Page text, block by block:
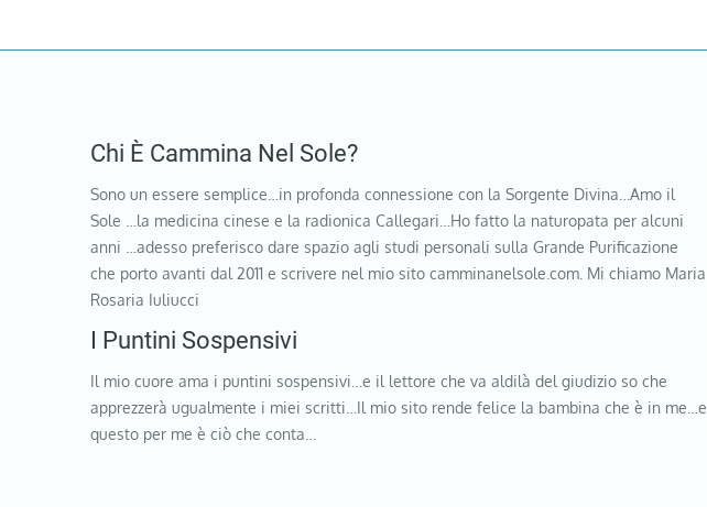
Chi È Cammina Nel Sole?
Sono un essere semplice…in profonda connessione con la Sorgente Divina…Amo il
Sole …la medicina cinese e la radionica Callegari…Ho fatto la naturopata per alcuni
anni …adesso preferisco dare spazio agli studi personali sulla Grande Purificazione
che porto avanti dal 2011 e scrivere nel mio sito camminanelsole.com. Mi chiamo Maria
Rosaria Iuliucci
I Puntini Sospensivi
Il mio cuore ama i puntini sospensivi…e il lettore che va aldilà del giudizio so che
apprezzerà ugualmente i miei scritti…Il mio sito rende felice la bambina che è in me…e
questo per me è ciò che conta…